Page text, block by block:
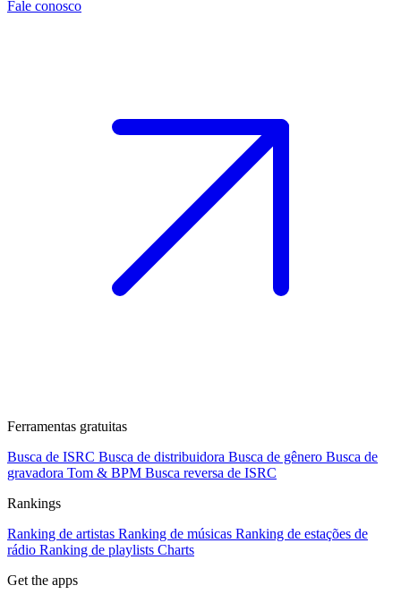
Fale conosco
Ferramentas gratuitas
Busca de ISRC Busca de distribuidora Busca de gênero Busca de
gravadora Tom & BPM Busca reversa de ISRC
Rankings
Ranking de artistas Ranking de músicas Ranking de estações de
rádio Ranking de playlists Charts
Get the apps